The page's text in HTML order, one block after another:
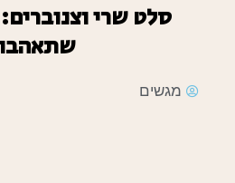
סלט שרי
מגשים